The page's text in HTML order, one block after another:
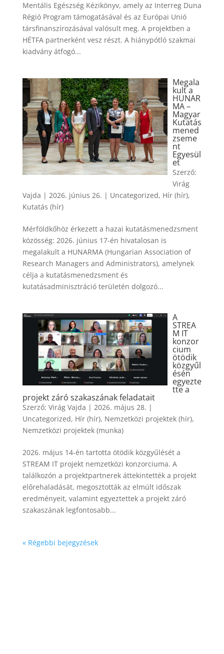
Mentális Egészség Kézikönyv, amely az Interreg Duna
Régió Program támogatásával és az Európai Unió
társfinanszírozásával valósult meg. A projektben a
HÉTFA partnerként vesz részt. A hiánypótló szakmai
kiadvány átfogó...
Megala
kult a
HUNAR
MA –
Magyar
Kutatás
mened
zseme
nt
Egyesül
et
Szerző:
Virág
Vajda | 2026. június 26. | Uncategorized, Hír (hír),
Kutatás (hír)
Mérföldkőhöz érkezett a hazai kutatásmenedzsment
közösség: 2026. június 17-én hivatalosan is
megalakult a HUNARMA (Hungarian Association of
Research Managers and Administrators), amelynek
célja a kutatásmenedzsment és
kutatásadminisztráció területén dolgozó...
A
STREA
M IT
konzor
cium
ötödik
közgyűl
ésén
egyezte
tte a
projekt záró szakaszának feladatait
Szerző: Virág Vajda | 2026. május 28. |
Uncategorized, Hír (hír), Nemzetközi projektek (hír),
Nemzetközi projektek (munka)
2026. május 14-én tartotta ötödik közgyűlését a
STREAM IT projekt nemzetközi konzorciuma. A
találkozón a projektpartnerek áttekintették a projekt
előrehaladását, megosztották az elmúlt időszak
eredményeit, valamint egyeztettek a projekt záró
szakaszának legfontosabb...
« Régebbi bejegyzések